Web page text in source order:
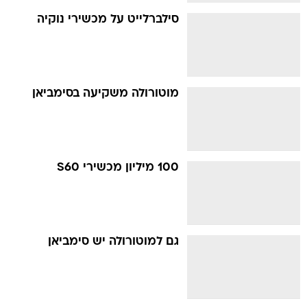
סילברלייט על מכשירי נוקיה
מוטורולה משקיעה בסימביאן
100 מיליון מכשירי S60
גם למוטורולה יש סימביאן